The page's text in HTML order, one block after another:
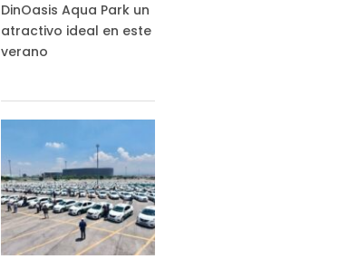
DinOasis Aqua Park un
atractivo ideal en este
verano